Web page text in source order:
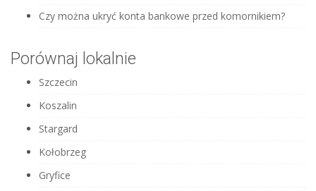
Czy można ukryć konta bankowe przed komornikiem?
Porównaj lokalnie
Szczecin
Koszalin
Stargard
Kołobrzeg
Gryfice